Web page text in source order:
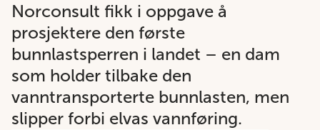
Norconsult fikk i oppgave å
prosjektere den første
bunnlastsperren i landet – en dam
som holder tilbake den
vanntransporterte bunnlasten, men
slipper forbi elvas vannføring.